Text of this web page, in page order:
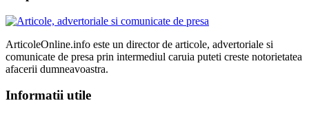
ArticoleOnline.info este un director de articole, advertoriale si
comunicate de presa prin intermediul caruia puteti creste notorietatea
afacerii dumneavoastra.
Informatii utile